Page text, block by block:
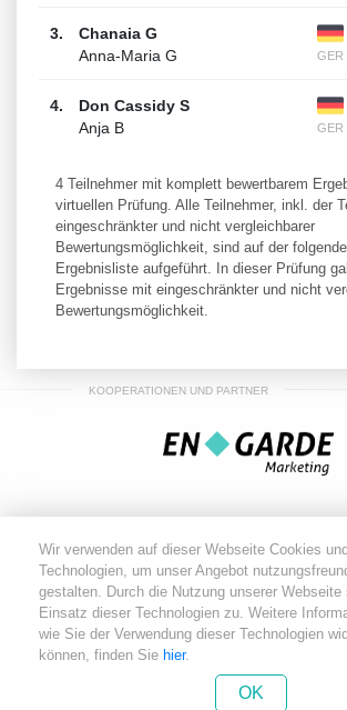
3.
GER
Chanaia G
Anna-Maria G
4.
GER
Don Cassidy S
Anja B
4 Teilnehmer mit komplett bewertbarem
virtuellen Prüfung. Alle Teilnehmer, inkl. der
eingeschränkter und nicht vergleichbarer
Bewertungsmöglichkeit, sind auf der
Ergebnisliste aufgeführt. In dieser Prüfung
Ergebnisse mit eingeschränkter und nicht
Bewertungsmöglichkeit.
KOOPERATIONEN UND PARTNER
equi-league.de - Copyright 2026
NUTZUNGSVEREINBARUNG
AGB'S
Wir verwenden auf dieser Webseite Cookies
Technologien, um unser Angebot
gestalten. Durch die Nutzung unserer
Einsatz dieser Technologien zu. Weitere
wie Sie der Verwendung dieser Technologien
können, finden Sie hier.
OK